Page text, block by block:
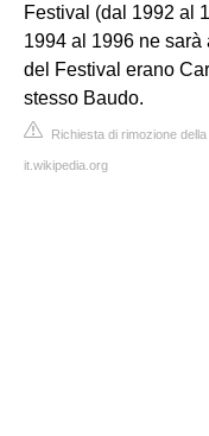
Festival (dal 1992 al
1994 al 1996 ne sarà
del Festival erano
stesso Baudo.
Richiesta di rimozione
it.wikipedia.org